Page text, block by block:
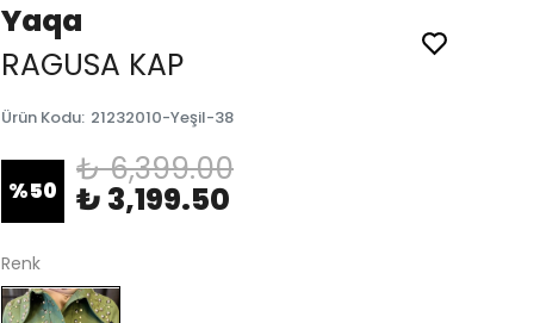
Yaqa
RAGUSA KAP
Ürün Kodu: 21232010-Yeşil-38
%50
₺ 6,399.00
₺ 3,199.50
Renk